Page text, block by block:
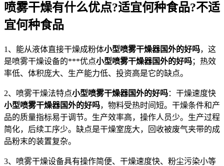
喷雾干燥有什么优点?适宜何种食品?不适
宜何种食品
1、能从液体直接干燥成粉体小型喷雾干燥器国外的好吗，这
是喷雾干燥设备的***优点小型喷雾干燥器国外的好吗；热效
率低、体积庞大、生产能力低、投资高是它的缺点。
2、喷雾干燥法特点小型喷雾干燥器国外的好吗：干燥速度快
小型喷雾干燥器国外的好吗，物料受热时间短。干燥条件和产
品的质量指标易于调节。生产效率高，操作人员少。生产过程
简化，后续工序少。缺点是干燥室庞大，回收被废气夹带的成
品粉末的装置复杂。
3、喷雾干燥设备具有操作简便、干燥速度快、粉尘污染小等